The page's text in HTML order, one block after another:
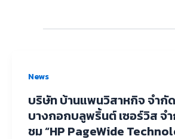
News
บริษัท บ้านแพนวิสาหกิจ จำกั
บางกอกบลูพริ้นต์ เซอร์วิส จำ
ชม “HP PageWide